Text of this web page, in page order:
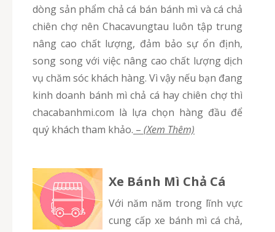
dòng sản phẩm chả cá bán bánh mì và cá chả
chiên chợ nên Chacavungtau luôn tập trung
nâng cao chất lượng, đảm bảo sự ổn định,
song song với việc nâng cao chất lượng dịch
vụ chăm sóc khách hàng. Vì vậy nếu bạn đang
kinh doanh bánh mì chả cá hay chiên chợ thì
chacabanhmi.com là lựa chọn hàng đầu để
quý khách tham khảo. – (Xem Thêm)
Xe Bánh Mì Chả Cá
Với năm năm trong lĩnh vực
cung cấp xe bánh mì cá chả,